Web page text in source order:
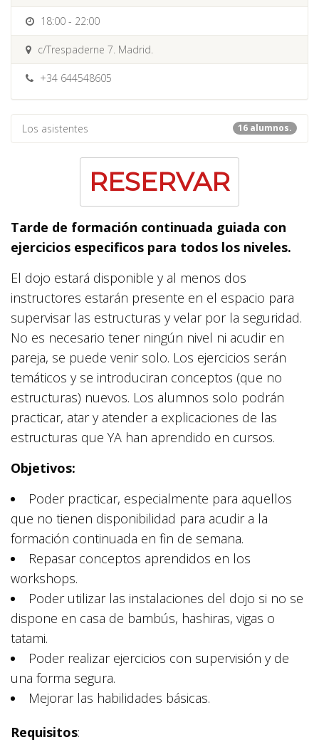
18:00 - 22:00
c/Trespaderne 7. Madrid.
+34 644548605
16 alumnos.
Los asistentes
RESERVAR
Tarde de formación continuada guiada con
ejercicios especificos para todos los niveles.
El dojo estará disponible y al menos dos
instructores estarán presente en el espacio para
supervisar las estructuras y velar por la seguridad.
No es necesario tener ningún nivel ni acudir en
pareja, se puede venir solo. Los ejercicios serán
temáticos y se introduciran conceptos (que no
estructuras) nuevos. Los alumnos solo podrán
practicar, atar y atender a explicaciones de las
estructuras que YA han aprendido en cursos.
Objetivos:
Poder practicar, especialmente para aquellos
que no tienen disponibilidad para acudir a la
formación continuada en fin de semana.
Repasar conceptos aprendidos en los
workshops.
Poder utilizar las instalaciones del dojo si no se
dispone en casa de bambús, hashiras, vigas o
tatami.
Poder realizar ejercicios con supervisión y de
una forma segura.
Mejorar las habilidades básicas.
Requisitos: